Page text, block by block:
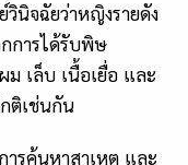
นิจฉัยว่าหญิงรายดัง
กการได้รับพิษ
ม เล็บ เนื้อเยื่อ และ
ติเช่นกัน
รค้นหาสาเหตุ และ